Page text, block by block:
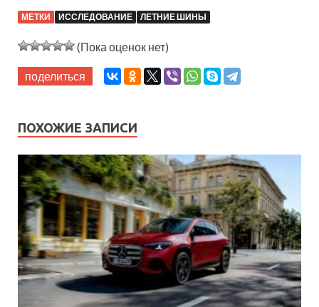
МЕТКИ ИССЛЕДОВАНИЕ ЛЕТНИЕ ШИНЫ
(Пока оценок нет)
поделиться
ПОХОЖИЕ ЗАПИСИ